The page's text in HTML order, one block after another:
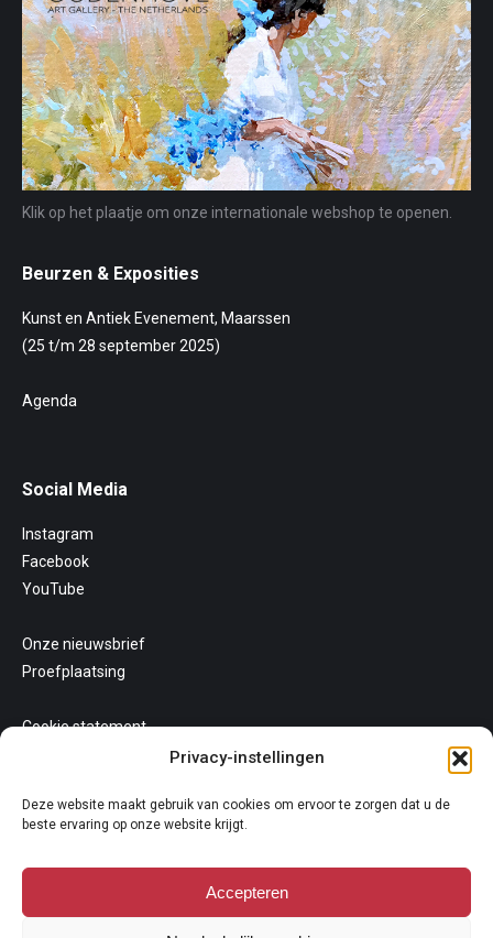
Privacy-instellingen
Deze website maakt gebruik van cookies om ervoor te zorgen dat u de
beste ervaring op onze website krijgt.
Accepteren
Klik op het plaatje om onze internationale webshop te openen.
Beurzen & Exposities
Kunst en Antiek Evenement, Maarssen
(25 t/m 28 september 2025)
Agenda
Social Media
Instagram
Facebook
YouTube
Onze nieuwsbrief
Proefplaatsing
Cookie statement